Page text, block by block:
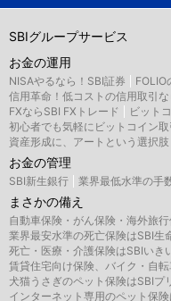
SBIグループサービス
お金の運用
NISAやるなら！SBI証券
FOLIO
信用革命！低コストの信用取引
FXならSBI FXトレード
ビット
初心者でも気軽にビットコイン
資産形成に、アートという選択
お金の管理
SBI新生銀行 業界最低水準の手
まさかの備え
自動車保険・がん保険・海外旅
業界最安水準の死亡保険はSBI生
死亡・医療・介護保険はSBIいき
賃貸住宅向け保険、バイク・自
犬猫うさぎのペット保険はSBIプ
インターネット専用のペット保